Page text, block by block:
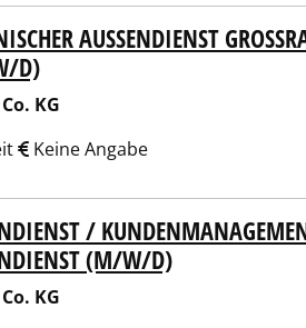
AUSSENDIENST
KG
Keine Angabe
/
(M/W/D)
KG